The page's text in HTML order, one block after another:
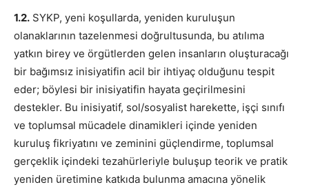
1.2. SYKP, yeni koşullarda, yeniden kuruluşun
olanaklarının tazelenmesi doğrultusunda, bu atılıma
yatkın birey ve örgütlerden gelen insanların oluşturacağı
bir bağımsız inisiyatifin acil bir ihtiyaç olduğunu tespit
eder; böylesi bir inisiyatifin hayata geçirilmesini
destekler. Bu inisiyatif, sol/sosyalist harekette, işçi sınıfı
ve toplumsal mücadele dinamikleri içinde yeniden
kuruluş fikriyatını ve zeminini güçlendirme, toplumsal
gerçeklik içindeki tezahürleriyle buluşup teorik ve pratik
yeniden üretimine katkıda bulunma amacına yönelik